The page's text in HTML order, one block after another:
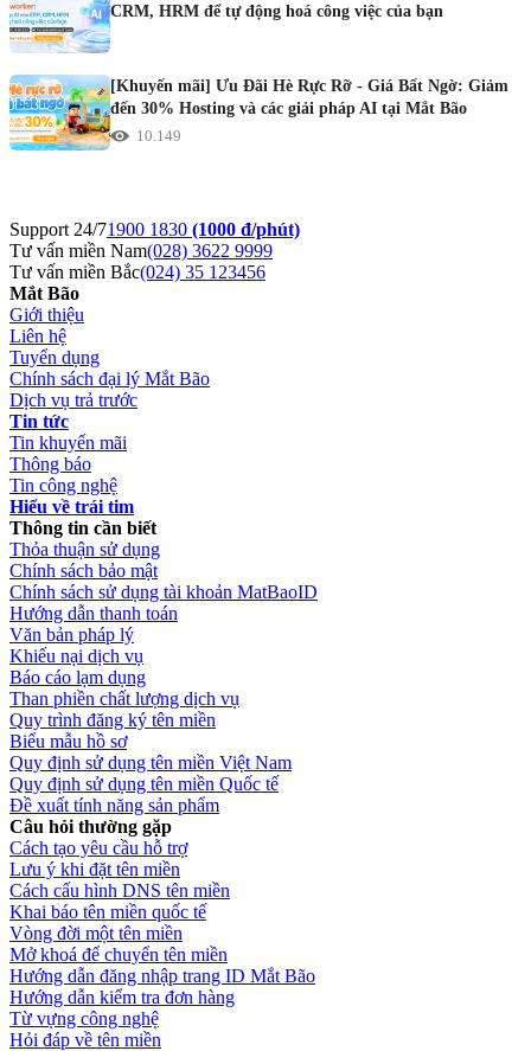
CRM, HRM để tự động hoá công việc của bạn
[Khuyến mãi] Ưu Đãi Hè Rực Rỡ - Giá Bất Ngờ: Giảm
đến 30% Hosting và các giải pháp AI tại Mắt Bão
10.149
Support 24/71900 1830 (1000 đ/phút)
Tư vấn miền Nam(028) 3622 9999
Tư vấn miền Bắc(024) 35 123456
Mắt Bão
Giới thiệu
Liên hệ
Tuyển dụng
Chính sách đại lý Mắt Bão
Dịch vụ trả trước
Tin tức
Tin khuyến mãi
Thông báo
Tin công nghệ
Hiểu về trái tim
Thông tin cần biết
Thỏa thuận sử dụng
Chính sách bảo mật
Chính sách sử dụng tài khoản MatBaoID
Hướng dẫn thanh toán
Văn bản pháp lý
Khiếu nại dịch vụ
Báo cáo lạm dụng
Than phiền chất lượng dịch vụ
Quy trình đăng ký tên miền
Biểu mẫu hồ sơ
Quy định sử dụng tên miền Việt Nam
Quy định sử dụng tên miền Quốc tế
Đề xuất tính năng sản phẩm
Câu hỏi thường gặp
Cách tạo yêu cầu hỗ trợ
Lưu ý khi đặt tên miền
Cách cấu hình DNS tên miền
Khai báo tên miền quốc tế
Vòng đời một tên miền
Mở khoá để chuyển tên miền
Hướng dẫn đăng nhập trang ID Mắt Bão
Hướng dẫn kiểm tra đơn hàng
Từ vựng công nghệ
Hỏi đáp về tên miền